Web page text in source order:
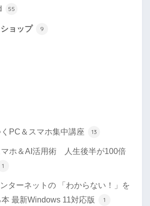
55
ョップ 9
PC＆スマホ集中講座 13
マホ＆AI活用術 人生後半が100倍
1
ターネットの 「わからない！」を
最新Windows 11対応版
1